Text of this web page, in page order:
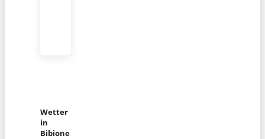
Wetter
in
Bibione